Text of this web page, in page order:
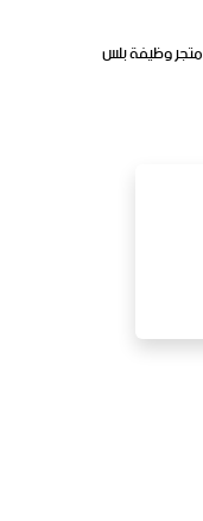
متجر وظيفة بلس